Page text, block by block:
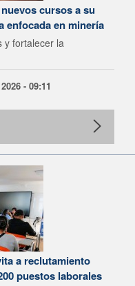
cursos a su
enfocada en minería
y fortalecer la
- 09:11
a reclutamiento
puestos laborales